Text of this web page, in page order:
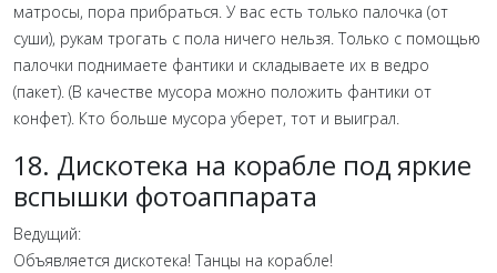
матросы, пора прибраться. У вас есть только палочка (от
суши), рукам трогать с пола ничего нельзя. Только с помощью
палочки поднимаете фантики и складываете их в ведро
(пакет). (В качестве мусора можно положить фантики от
конфет). Кто больше мусора уберет, тот и выиграл.
18. Дискотека на корабле под яркие
вспышки фотоаппарата
Ведущий:
Объявляется дискотека! Танцы на корабле!